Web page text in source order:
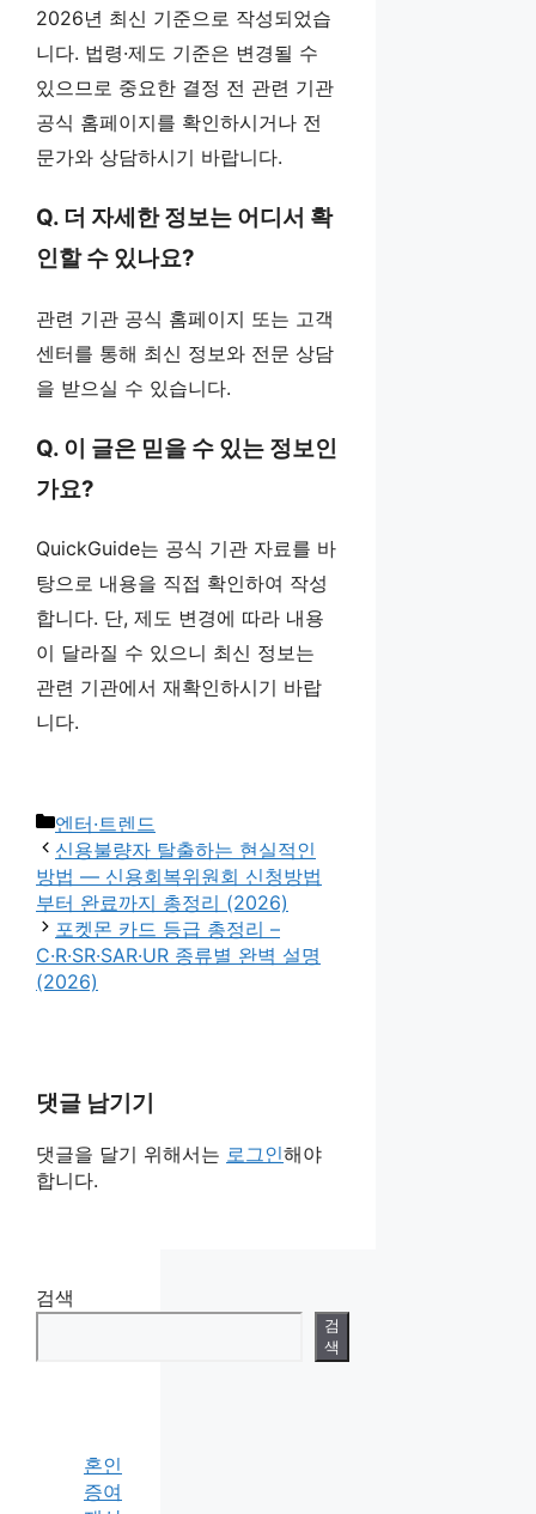
2026년 최신 기준으로 작성되었습
니다. 법령·제도 기준은 변경될 수
있으므로 중요한 결정 전 관련 기관
공식 홈페이지를 확인하시거나 전
문가와 상담하시기 바랍니다.
Q. 더 자세한 정보는 어디서 확
인할 수 있나요?
관련 기관 공식 홈페이지 또는 고객
센터를 통해 최신 정보와 전문 상담
을 받으실 수 있습니다.
Q. 이 글은 믿을 수 있는 정보인
가요?
QuickGuide는 공식 기관 자료를 바
탕으로 내용을 직접 확인하여 작성
합니다. 단, 제도 변경에 따라 내용
이 달라질 수 있으니 최신 정보는
관련 기관에서 재확인하시기 바랍
니다.
카
테
고
리
엔터·트렌드
신용불량자 탈출하는 현실적인
방법 — 신용회복위원회 신청방법
부터 완료까지 총정리 (2026)
포켓몬 카드 등급 총정리 –
C·R·SR·SAR·UR 종류별 완벽 설명
(2026)
댓글 남기기
댓글을 달기 위해서는 로그인해야
합니다.
검색
검
색
혼인
증여